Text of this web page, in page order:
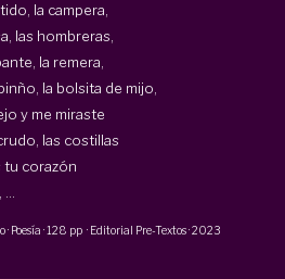
la campera,
las hombreras,
la remera,
la bolsita de mijo,
y me miraste
las costillas
tu corazón
· Poesía ·128 pp · Editorial Pre-Textos·2023